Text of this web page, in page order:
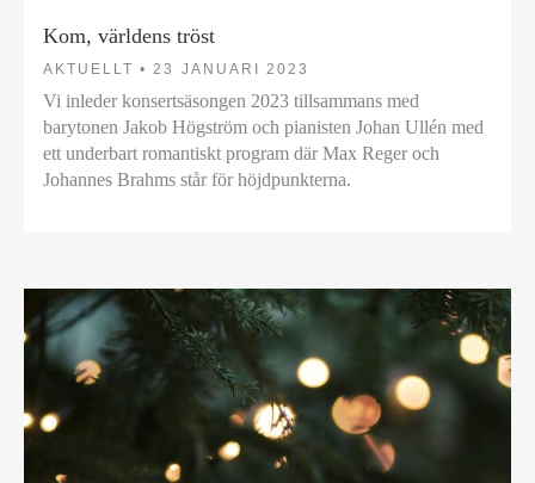
Kom, världens tröst
AKTUELLT • 23 JANUARI 2023
Vi inleder konsertsäsongen 2023 tillsammans med
barytonen Jakob Högström och pianisten Johan Ullén med
ett underbart romantiskt program där Max Reger och
Johannes Brahms står för höjdpunkterna.